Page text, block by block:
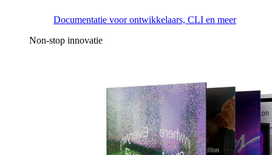
Documentatie voor ontwikkelaars, CLI en meer
Non-stop innovatie